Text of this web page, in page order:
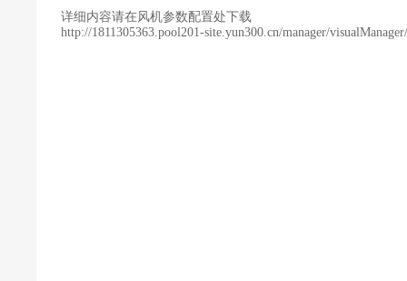
详细内容请在风机参数配置处下载
http://1811305363.pool201-site.yun300.cn/manager/